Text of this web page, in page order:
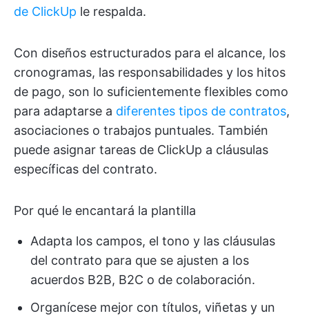
de ClickUp le respalda.
Con diseños estructurados para el alcance, los
cronogramas, las responsabilidades y los hitos
de pago, son lo suficientemente flexibles como
para adaptarse a diferentes tipos de contratos,
asociaciones o trabajos puntuales. También
puede asignar tareas de ClickUp a cláusulas
específicas del contrato.
Por qué le encantará la plantilla
Adapta los campos, el tono y las cláusulas
del contrato para que se ajusten a los
acuerdos B2B, B2C o de colaboración.
Organícese mejor con títulos, viñetas y un